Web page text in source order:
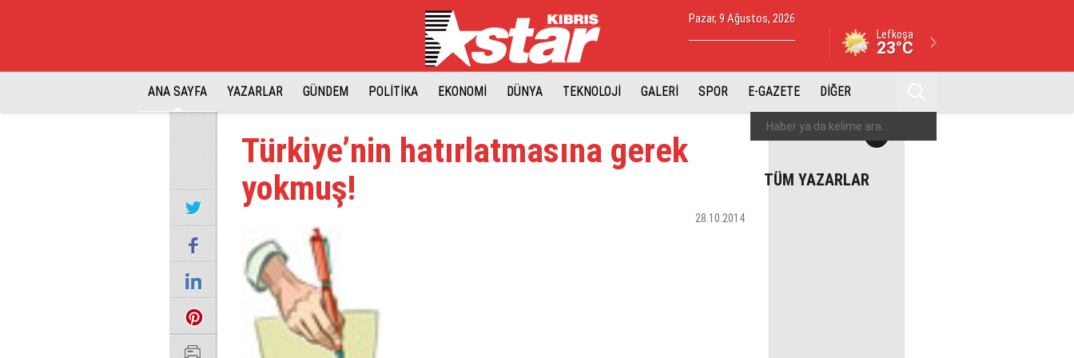
Pazar, 9 Ağustos, 2026
Lefkoşa
23°C
ANA SAYFA YAZARLAR GÜNDEM POLİTİKA EKONOMİ DÜNYA TEKNOLOJİ GALERİ SPOR E-GAZETE DİĞER
Türkiye’nin hatırlatmasına gerek
yokmuş!
28.10.2014
TÜM YAZARLAR